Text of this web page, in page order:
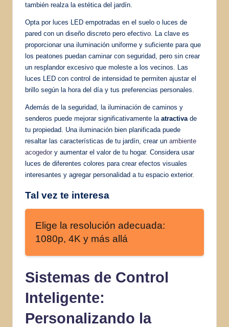
también realza la estética del jardín.
Opta por luces LED empotradas en el suelo o luces de
pared con un diseño discreto pero efectivo. La clave es
proporcionar una iluminación uniforme y suficiente para que
los peatones puedan caminar con seguridad, pero sin crear
un resplandor excesivo que moleste a los vecinos. Las
luces LED con control de intensidad te permiten ajustar el
brillo según la hora del día y tus preferencias personales.
Además de la seguridad, la iluminación de caminos y
senderos puede mejorar significativamente la atractiva de
tu propiedad. Una iluminación bien planificada puede
resaltar las características de tu jardín, crear un ambiente
acogedor y aumentar el valor de tu hogar. Considera usar
luces de diferentes colores para crear efectos visuales
interesantes y agregar personalidad a tu espacio exterior.
Tal vez te interesa
Elige la resolución adecuada:
1080p, 4K y más allá
Sistemas de Control
Inteligente:
Personalizando la